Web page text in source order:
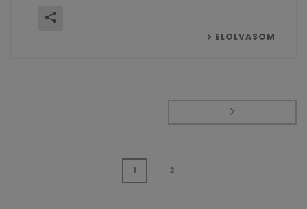
ELOLVASOM
1 2